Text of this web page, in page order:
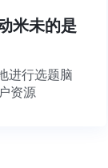
米未的是
进行选题脑
户资源